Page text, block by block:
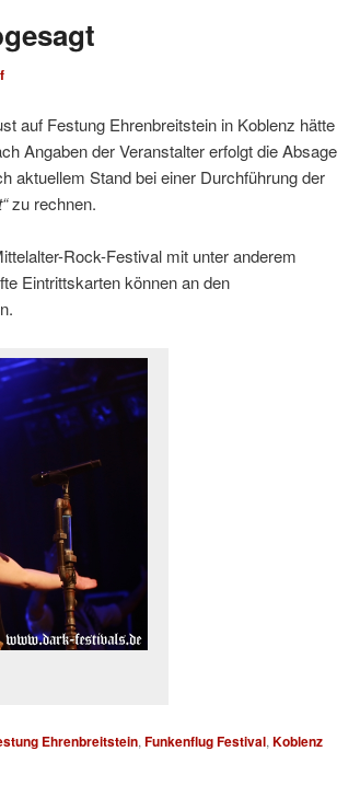
auf Festung Ehrenbreitstein in Koblenz hätte
Angaben der Veranstalter erfolgt die Absage
aktuellem Stand bei einer Durchführung der
zu rechnen.
Rock-Festival mit unter anderem
Eintrittskarten können an den
Ehrenbreitstein, Funkenflug Festival, Koblenz